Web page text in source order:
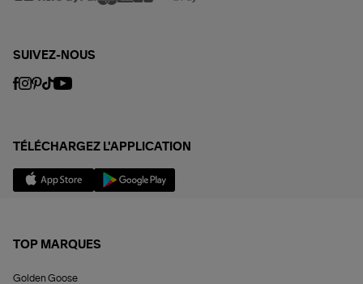
SUIVEZ-NOUS
TÉLÉCHARGEZ L'APPLICATION
TOP MARQUES
Golden Goose